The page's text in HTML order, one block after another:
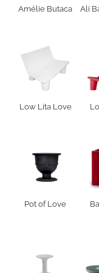
Amélie Butaca Ali
Low Lita Love
Pot of Love